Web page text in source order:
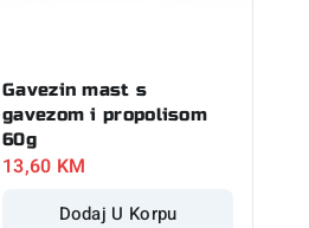
Gavezin mast s
gavezom i propolisom
60g
13,60 KM
Dodaj U Korpu